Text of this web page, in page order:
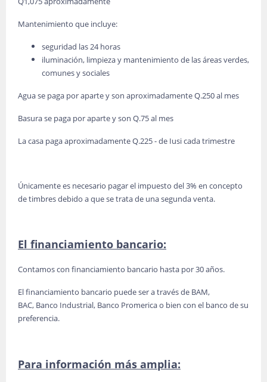
Mantenimiento que incluye:
seguridad las 24 horas
iluminación, limpieza y mantenimiento de las áreas verdes,
comunes y sociales
Agua se paga por aparte y son aproximadamente Q.250 al mes
Basura se paga por aparte y son Q.75 al mes
La casa paga aproximadamente Q.225 - de Iusi cada trimestre
Únicamente es necesario pagar el impuesto del 3% en concepto
de timbres debido a que se trata de una segunda venta.
El financiamiento bancario:
Contamos con financiamiento bancario hasta por 30 años.
El financiamiento bancario puede ser a través de BAM,
BAC, Banco Industrial, Banco Promerica o bien con el banco de su
preferencia.
Para información más amplia: